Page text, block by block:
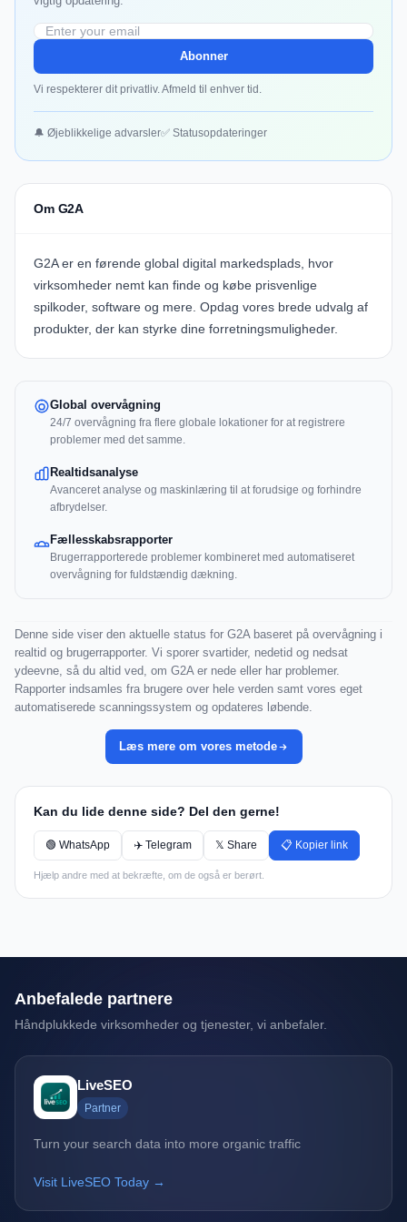
Abonner
Vi respekterer dit privatliv. Afmeld til enhver tid.
🔔 Øjeblikkelige advarsler✅ Statusopdateringer
Om G2A
G2A er en førende global digital markedsplads, hvor
virksomheder nemt kan finde og købe prisvenlige
spilkoder, software og mere. Opdag vores brede udvalg af
produkter, der kan styrke dine forretningsmuligheder.
Global overvågning
24/7 overvågning fra flere globale lokationer for at registrere
problemer med det samme.
Realtidsanalyse
Avanceret analyse og maskinlæring til at forudsige og forhindre
afbrydelser.
Fællesskabsrapporter
Brugerrapporterede problemer kombineret med automatiseret
overvågning for fuldstændig dækning.
Denne side viser den aktuelle status for G2A baseret på overvågning i
realtid og brugerrapporter. Vi sporer svartider, nedetid og nedsat
ydeevne, så du altid ved, om G2A er nede eller har problemer.
Rapporter indsamles fra brugere over hele verden samt vores eget
automatiserede scanningssystem og opdateres løbende.
Læs mere om vores metode
Kan du lide denne side? Del den gerne!
🟢 WhatsApp ✈️ Telegram 𝕏 Share 📋 Kopier link
Hjælp andre med at bekræfte, om de også er berørt.
Anbefalede partnere
Håndplukkede virksomheder og tjenester, vi anbefaler.
LiveSEO
Partner
Turn your search data into more organic traffic
Visit LiveSEO Today →